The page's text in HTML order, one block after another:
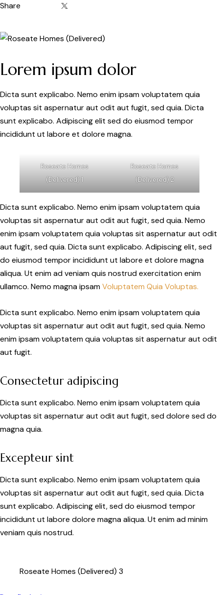
Share
Lorem ipsum dolor
Dicta sunt explicabo. Nemo enim ipsam voluptatem quia
voluptas sit aspernatur aut odit aut fugit, sed quia. Dicta
sunt explicabo. Adipiscing elit sed do eiusmod tempor
incididunt ut labore et dolore magna.
Roseate Homes
(Delivered) 1
Roseate Homes
(Delivered) 2
Dicta sunt explicabo. Nemo enim ipsam voluptatem quia
voluptas sit aspernatur aut odit aut fugit, sed quia. Nemo
enim ipsam voluptatem quia voluptas sit aspernatur aut odit
aut fugit, sed quia. Dicta sunt explicabo. Adipiscing elit, sed
do eiusmod tempor incididunt ut labore et dolore magna
aliqua. Ut enim ad veniam quis nostrud exercitation enim
ullamco. Nemo magna ipsamVoluptatem Quia Voluptas.
Dicta sunt explicabo. Nemo enim ipsam voluptatem quia
voluptas sit aspernatur aut odit aut fugit, sed quia. Nemo
enim ipsam voluptatem quia voluptas sit aspernatur aut odit
aut fugit.
Consectetur adipiscing
Dicta sunt explicabo. Nemo enim ipsam voluptatem quia
voluptas sit aspernatur aut odit aut fugit, sed dolore sed do
magna quia.
Excepteur sint
Dicta sunt explicabo. Nemo enim ipsam voluptatem quia
voluptas sit aspernatur aut odit aut fugit, sed quia. Dicta
sunt explicabo. Adipiscing elit, sed do eiusmod tempor
incididunt ut labore dolore magna aliqua. Ut enim ad minim
veniam quis nostrud.
Roseate Homes (Delivered) 3